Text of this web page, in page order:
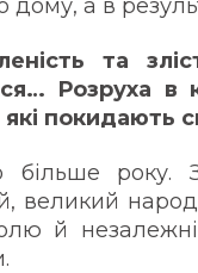
дому, а в
та
Розруха в
покидають
більше
великий
й